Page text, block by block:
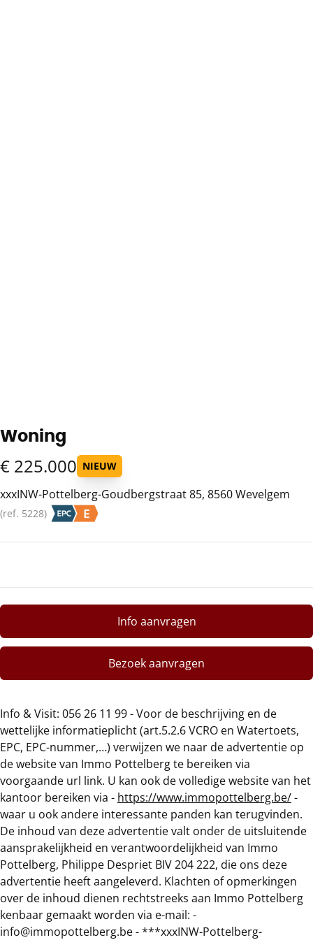
Woning
€ 225.000 NIEUW
xxxINW-Pottelberg-Goudbergstraat 85, 8560 Wevelgem
(ref. 5228)
Info aanvragen
Bezoek aanvragen
Info & Visit: 056 26 11 99 - Voor de beschrijving en de
wettelijke informatieplicht (art.5.2.6 VCRO en Watertoets,
EPC, EPC-nummer,…) verwijzen we naar de advertentie op
de website van Immo Pottelberg te bereiken via
voorgaande url link. U kan ook de volledige website van het
kantoor bereiken via - https://www.immopottelberg.be/-
waar u ook andere interessante panden kan terugvinden.
De inhoud van deze advertentie valt onder de uitsluitende
aansprakelijkheid en verantwoordelijkheid van Immo
Pottelberg, Philippe Despriet BIV 204 222, die ons deze
advertentie heeft aangeleverd. Klachten of opmerkingen
over de inhoud dienen rechtstreeks aan Immo Pottelberg
kenbaar gemaakt worden via e-mail: -
info@immopottelberg.be - ***xxxINW-Pottelberg-